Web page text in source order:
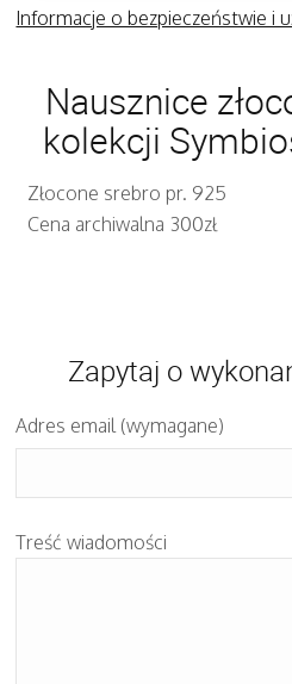
Informacje o bezpieczeństwie i
Nausznice
kolekcji
Złocone srebro pr. 925
Cena archiwalna 300zł
Zapytaj o
Adres email (wymagane)
Treść wiadomości